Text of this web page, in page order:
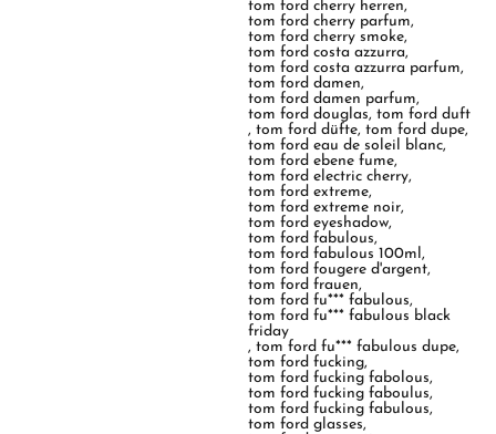
tom ford cherry herren,
tom ford cherry parfum,
tom ford cherry smoke,
tom ford costa azzurra,
tom ford costa azzurra parfum,
tom ford damen,
tom ford damen parfum,
tom ford douglas,tom ford duft
,tom ford düfte,tom ford dupe,
tom ford eau de soleil blanc,
tom ford ebene fume,
tom ford electric cherry,
tom ford extreme,
tom ford extreme noir,
tom ford eyeshadow,
tom ford fabulous,
tom ford fabulous 100ml,
tom ford fougere d'argent,
tom ford frauen,
tom ford fu*** fabulous,
tom ford fu*** fabulous black
friday
,tom ford fu*** fabulous dupe,
tom ford fucking,
tom ford fucking fabolous,
tom ford fucking faboulus,
tom ford fucking fabulous,
tom ford glasses,